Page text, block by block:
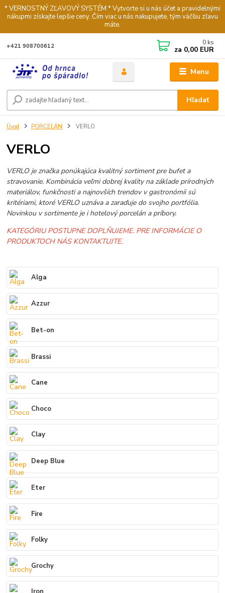
* VERNOSTNÝ ZĽAVOVÝ SYSTÉM * Vytvorte si u nás účet a pravidelnými
nákupmi získajte lepšie ceny. Čím viac u nás nakupujete, tým väčšiu zľavu
máte.
Menu
Hľadať
+421 908700612 0 ks
za 0,00 EUR
Úvod PORCELÁN VERLO
VERLO
VERLO je značka ponúkajúca kvalitný sortiment pre bufet a
stravovanie. Kombinácia veľmi dobrej kvality na základe prírodných
materiálov, funkčnosti a najnovších trendov v gastronómii sú
kritériami, ktoré VERLO uznáva a zaraďuje do svojho portfólia.
Novinkou v sortimente je i hotelový porcelán a príbory.
KATEGÓRIU POSTUPNE DOPLŇUJEME. PRE INFORMÁCIE O
PRODUKTOCH NÁS KONTAKTUJTE.
Alga
Azzur
Bet-on
Brassi
Cane
Choco
Clay
Deep Blue
Eter
Fire
Folky
Grochy